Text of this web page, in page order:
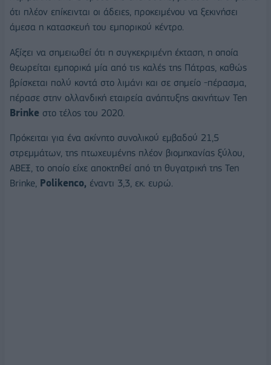
ότι πλέον επίκεινται οι άδειες, προκειμένου να ξεκινήσει
άμεσα η κατασκευή του εμπορικού κέντρο.
Αξίζει να σημειωθεί ότι η συγκεκριμένη έκταση, η οποία
θεωρείται εμπορικά μία από τις καλές της Πάτρας, καθώς
βρίσκεται πολύ κοντά στο λιμάνι και σε σημείο -πέρασμα,
πέρασε στην ολλανδική εταιρεία ανάπτυξης ακινήτων Ten
Brinke στο τέλος του 2020.
Πρόκειται για ένα ακίνητο συνολικού εμβαδού 21,5
στρεμμάτων, της πτωχευμένης πλέον βιομηχανίας ξύλου,
ΑΒΕΞ, το οποίο είχε αποκτηθεί από τη θυγατρική της Ten
Brinke, Polikenco, έναντι 3,3, εκ. ευρώ.